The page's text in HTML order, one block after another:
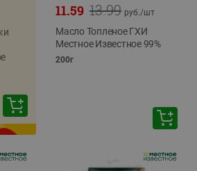
13.99
11.59 руб./шт
Масло Топленое ГХИ
Местное Известное 99%
200г